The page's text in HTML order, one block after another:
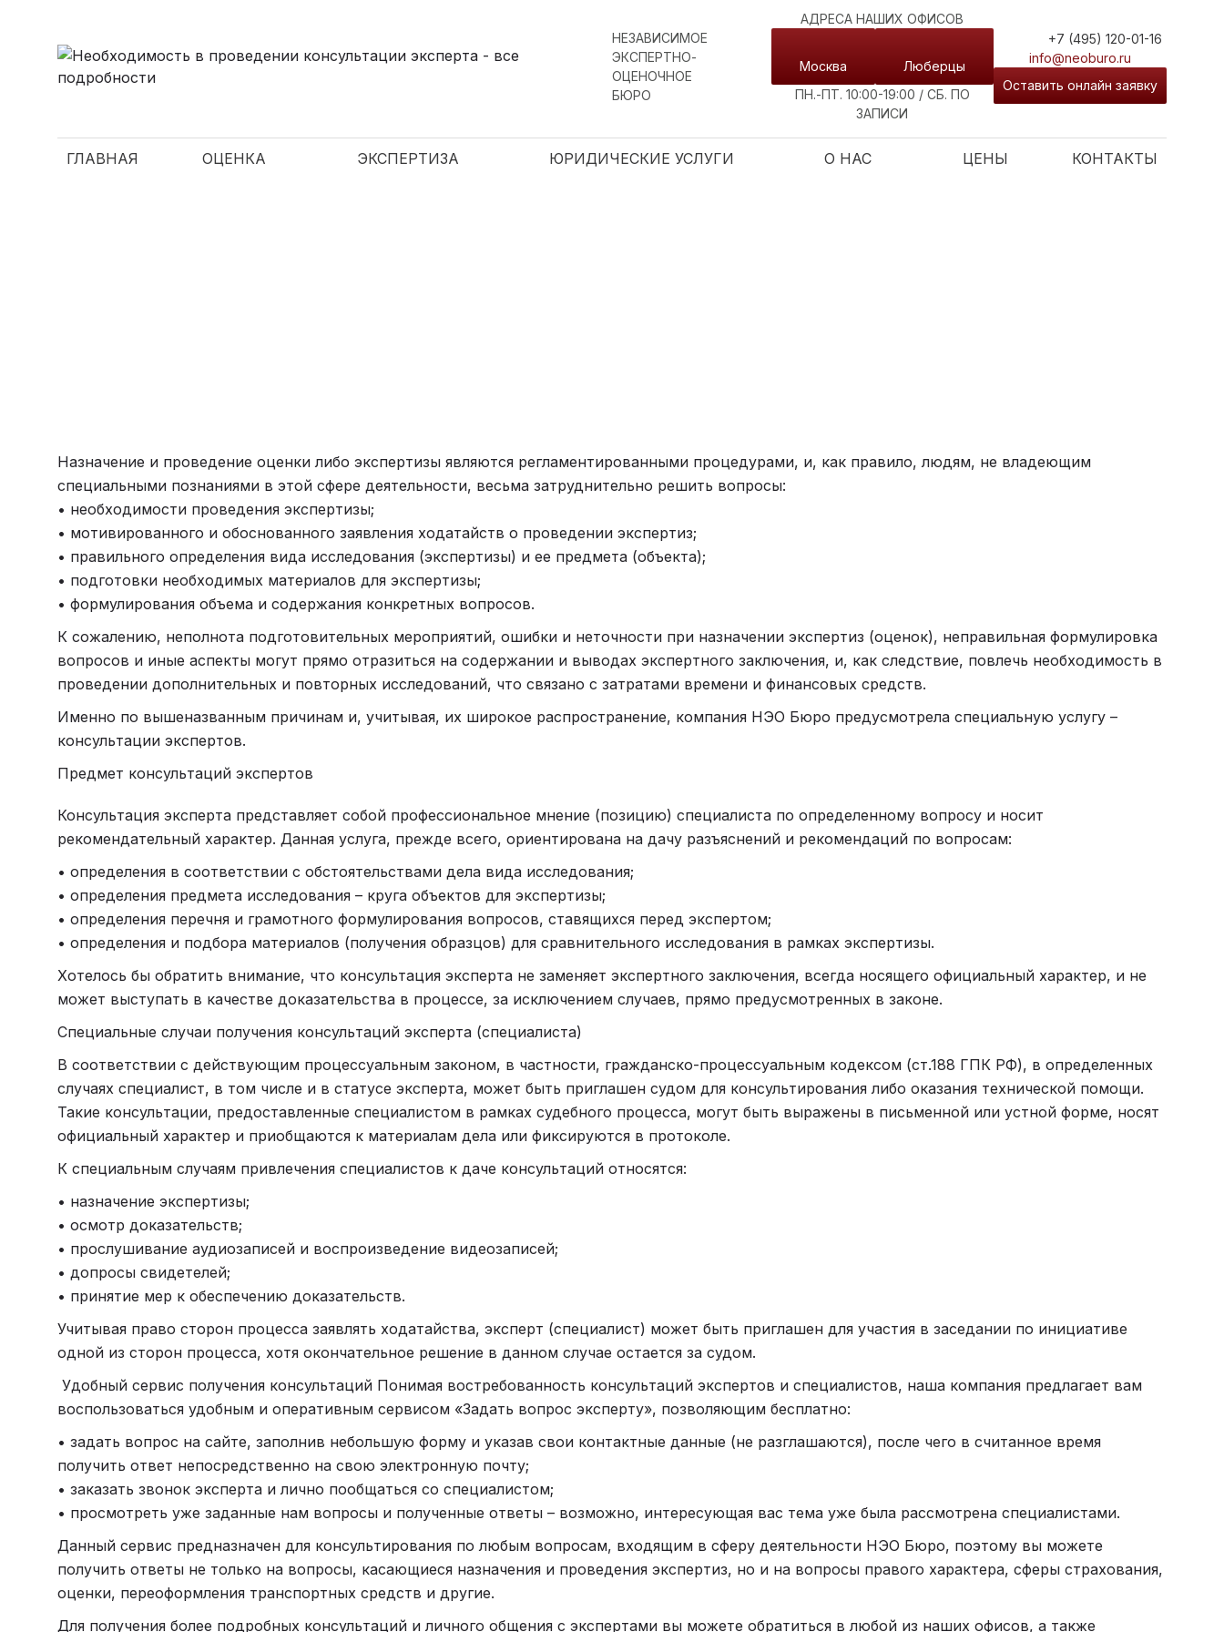
НЕЗАВИСИМОЕ
ЭКСПЕРТНО-
ОЦЕНОЧНОЕ
БЮРО
АДРЕСА НАШИХ ОФИСОВ
Москва
Люберцы
ПН.-ПТ. 10:00-19:00 / СБ. ПО
ЗАПИСИ
+7 (495) 120-01-16
info@neoburo.ru
Оставить онлайн заявку
ГЛАВНАЯ ОЦЕНКА ЭКСПЕРТИЗА ЮРИДИЧЕСКИЕ УСЛУГИ О НАС ЦЕНЫ КОНТАКТЫ
Назначение и проведение оценки либо экспертизы являются регламентированными процедурами, и, как правило, людям, не владеющим
специальными познаниями в этой сфере деятельности, весьма затруднительно решить вопросы:
• необходимости проведения экспертизы;
• мотивированного и обоснованного заявления ходатайств о проведении экспертиз;
• правильного определения вида исследования (экспертизы) и ее предмета (объекта);
• подготовки необходимых материалов для экспертизы;
• формулирования объема и содержания конкретных вопросов.
К сожалению, неполнота подготовительных мероприятий, ошибки и неточности при назначении экспертиз (оценок), неправильная формулировка
вопросов и иные аспекты могут прямо отразиться на содержании и выводах экспертного заключения, и, как следствие, повлечь необходимость в
проведении дополнительных и повторных исследований, что связано с затратами времени и финансовых средств.
Именно по вышеназванным причинам и, учитывая, их широкое распространение, компания НЭО Бюро предусмотрела специальную услугу –
консультации экспертов.
Предмет консультаций экспертов
Консультация эксперта представляет собой профессиональное мнение (позицию) специалиста по определенному вопросу и носит
рекомендательный характер. Данная услуга, прежде всего, ориентирована на дачу разъяснений и рекомендаций по вопросам:
• определения в соответствии с обстоятельствами дела вида исследования;
• определения предмета исследования – круга объектов для экспертизы;
• определения перечня и грамотного формулирования вопросов, ставящихся перед экспертом;
• определения и подбора материалов (получения образцов) для сравнительного исследования в рамках экспертизы.
Хотелось бы обратить внимание, что консультация эксперта не заменяет экспертного заключения, всегда носящего официальный характер, и не
может выступать в качестве доказательства в процессе, за исключением случаев, прямо предусмотренных в законе.
Специальные случаи получения консультаций эксперта (специалиста)
В соответствии с действующим процессуальным законом, в частности, гражданско-процессуальным кодексом (ст.188 ГПК РФ), в определенных
случаях специалист, в том числе и в статусе эксперта, может быть приглашен судом для консультирования либо оказания технической помощи.
Такие консультации, предоставленные специалистом в рамках судебного процесса, могут быть выражены в письменной или устной форме, носят
официальный характер и приобщаются к материалам дела или фиксируются в протоколе.
К специальным случаям привлечения специалистов к даче консультаций относятся:
• назначение экспертизы;
• осмотр доказательств;
• прослушивание аудиозаписей и воспроизведение видеозаписей;
• допросы свидетелей;
• принятие мер к обеспечению доказательств.
Учитывая право сторон процесса заявлять ходатайства, эксперт (специалист) может быть приглашен для участия в заседании по инициативе
одной из сторон процесса, хотя окончательное решение в данном случае остается за судом.
Удобный сервис получения консультаций Понимая востребованность консультаций экспертов и специалистов, наша компания предлагает вам
воспользоваться удобным и оперативным сервисом «Задать вопрос эксперту», позволяющим бесплатно:
• задать вопрос на сайте, заполнив небольшую форму и указав свои контактные данные (не разглашаются), после чего в считанное время
получить ответ непосредственно на свою электронную почту;
• заказать звонок эксперта и лично пообщаться со специалистом;
• просмотреть уже заданные нам вопросы и полученные ответы – возможно, интересующая вас тема уже была рассмотрена специалистами.
Данный сервис предназначен для консультирования по любым вопросам, входящим в сферу деятельности НЭО Бюро, поэтому вы можете
получить ответы не только на вопросы, касающиеся назначения и проведения экспертиз, но и на вопросы правого характера, сферы страхования,
оценки, переоформления транспортных средств и другие.
Для получения более подробных консультаций и личного общения с экспертами вы можете обратиться в любой из наших офисов, а также